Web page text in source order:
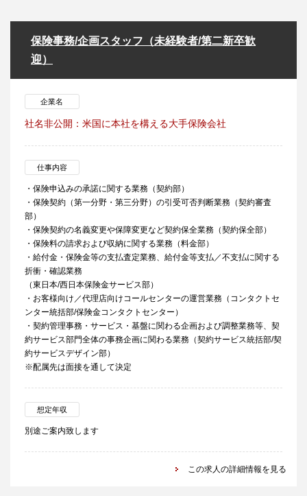
保険事務/企画スタッフ（未経験者/第二新卒歓
迎）
企業名
社名非公開：米国に本社を構える大手保険会社
仕事内容
・保険申込みの承諾に関する業務（契約部）
・保険契約（第一分野・第三分野）の引受可否判断業務（契約審査
部）
・保険契約の名義変更や保障変更など契約保全業務（契約保全部）
・保険料の請求および収納に関する業務（料金部）
・給付金・保険金等の支払査定業務、給付金等支払／不支払に関する
折衝・確認業務
（東日本/西日本保険金サービス部）
・お客様向け／代理店向けコールセンターの運営業務（コンタクトセ
ンター統括部/保険金コンタクトセンター）
・契約管理事務・サービス・基盤に関わる企画および調整業務等、契
約サービス部門全体の事務企画に関わる業務（契約サービス統括部/契
約サービスデザイン部）
※配属先は面接を通して決定
想定年収
別途ご案内致します
この求人の詳細情報を見る